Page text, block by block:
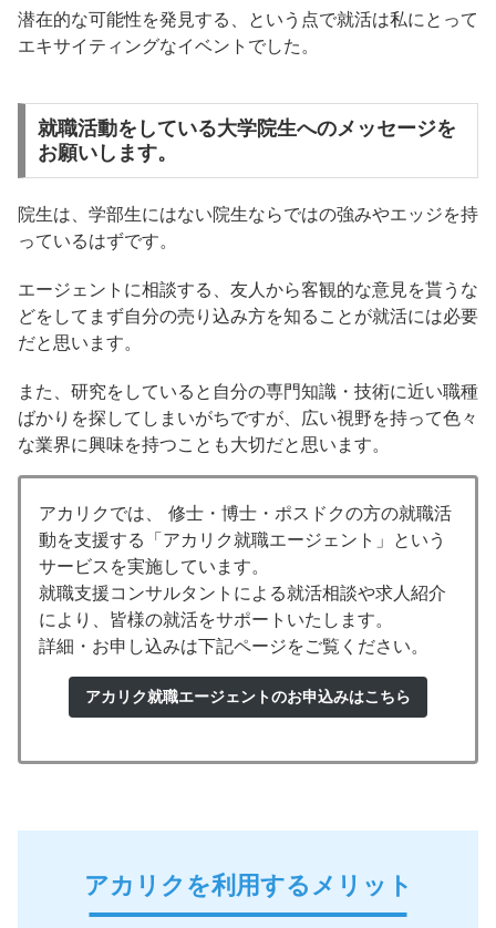
潜在的な可能性を発見する、という点で就活は私にとって
エキサイティングなイベントでした。
就職活動をしている大学院生へのメッセージを
お願いします。
院生は、学部生にはない院生ならではの強みやエッジを持
っているはずです。
エージェントに相談する、友人から客観的な意見を貰うな
どをしてまず自分の売り込み方を知ることが就活には必要
だと思います。
また、研究をしていると自分の専門知識・技術に近い職種
ばかりを探してしまいがちですが、広い視野を持って色々
な業界に興味を持つことも大切だと思います。
アカリクでは、 修士・博士・ポスドクの方の就職活
動を支援する「アカリク就職エージェント」という
サービスを実施しています。
就職支援コンサルタントによる就活相談や求人紹介
により、皆様の就活をサポートいたします。
詳細・お申し込みは下記ページをご覧ください。
アカリク就職エージェントのお申込みはこちら
アカリクを利用するメリット